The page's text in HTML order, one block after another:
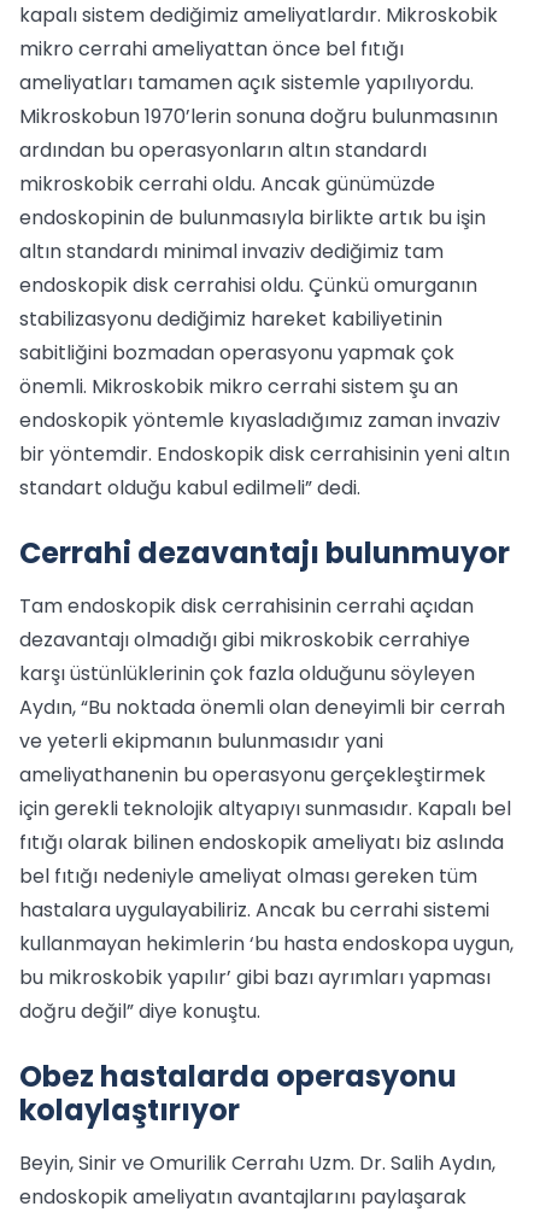
kapalı sistem dediğimiz ameliyatlardır. Mikroskobik
mikro cerrahi ameliyattan önce bel fıtığı
ameliyatları tamamen açık sistemle yapılıyordu.
Mikroskobun 1970’lerin sonuna doğru bulunmasının
ardından bu operasyonların altın standardı
mikroskobik cerrahi oldu. Ancak günümüzde
endoskopinin de bulunmasıyla birlikte artık bu işin
altın standardı minimal invaziv dediğimiz tam
endoskopik disk cerrahisi oldu. Çünkü omurganın
stabilizasyonu dediğimiz hareket kabiliyetinin
sabitliğini bozmadan operasyonu yapmak çok
önemli. Mikroskobik mikro cerrahi sistem şu an
endoskopik yöntemle kıyasladığımız zaman invaziv
bir yöntemdir. Endoskopik disk cerrahisinin yeni altın
standart olduğu kabul edilmeli” dedi.
Cerrahi dezavantajı bulunmuyor
Tam endoskopik disk cerrahisinin cerrahi açıdan
dezavantajı olmadığı gibi mikroskobik cerrahiye
karşı üstünlüklerinin çok fazla olduğunu söyleyen
Aydın, “Bu noktada önemli olan deneyimli bir cerrah
ve yeterli ekipmanın bulunmasıdır yani
ameliyathanenin bu operasyonu gerçekleştirmek
için gerekli teknolojik altyapıyı sunmasıdır. Kapalı bel
fıtığı olarak bilinen endoskopik ameliyatı biz aslında
bel fıtığı nedeniyle ameliyat olması gereken tüm
hastalara uygulayabiliriz. Ancak bu cerrahi sistemi
kullanmayan hekimlerin ‘bu hasta endoskopa uygun,
bu mikroskobik yapılır’ gibi bazı ayrımları yapması
doğru değil” diye konuştu.
Obez hastalarda operasyonu
kolaylaştırıyor
Beyin, Sinir ve Omurilik Cerrahı Uzm. Dr. Salih Aydın,
endoskopik ameliyatın avantajlarını paylaşarak